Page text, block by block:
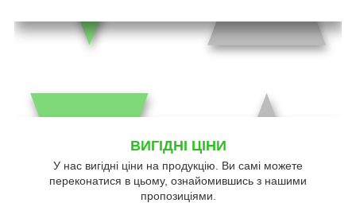
ВИГІДНІ ЦІНИ
У нас вигідні ціни на продукцію. Ви самі можете
переконатися в цьому, ознайомившись з нашими
пропозиціями.